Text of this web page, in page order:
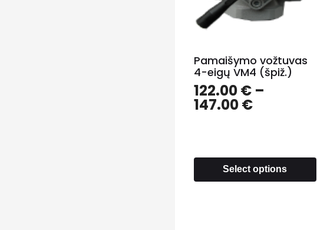
Pamaišymo vožtuvas
4-eigų VM4 (špiž.)
122.00€–
147.00€
Select options